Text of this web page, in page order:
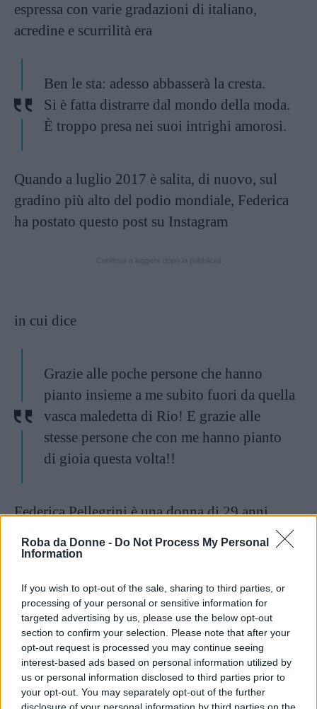
Roba da Donne - Do Not Process My Personal
Information
If you wish to opt-out of the sale, sharing to third parties, or
processing of your personal or sensitive information for
targeted advertising by us, please use the below opt-out
section to confirm your selection. Please note that after your
opt-out request is processed you may continue seeing
interest-based ads based on personal information utilized by
us or personal information disclosed to third parties prior to
your opt-out. You may separately opt-out of the further
disclosure of your personal information by third parties on the
espressa con varie gradazioni di italiano,
acredine e scurrilità era
Ben le sta: adesso abbasserà la cresta.
Si è fatta distrarre dal mondo della moda.
È troppo presa nei suoi intrighi amorosi.
Quando a luglio 2017 è salita, di nuovo, sul
gradino più alto del podio mondiale, Federica
ha postato questo post su Instagram
in cui dice
Grazie alle poche persone che hanno
pianto insieme a me subito fuori da quella
vasca maledetta di Rio! E grazie alle
stesse persone che con me hanno pianto
di gioia questa volta!!
Federica Pellegrini è una donna di 29 anni
quello che la maggior parte di noi non farà in
ritiro dalle competizioni, andrà a prendersi il
resto, perché quelle come lei non si fermano.
Ma soprattutto,Federica Pellegrini è una
donna che ha scelto di vivere la sua vita da
protagonista, sul lavoro e nella vita privata.
La donna, le sue scelte, il suo modo di vestire e